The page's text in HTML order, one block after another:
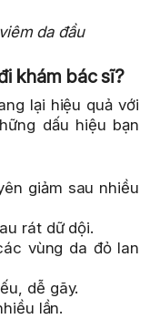
da đầu
khám bác sĩ?
lại hiệu quả với
dấu hiệu bạn
giảm sau nhiều
rát dữ dội.
vùng da đỏ lan
dễ gãy.
lần.